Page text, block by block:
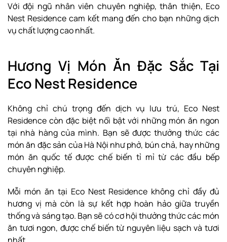
Với đội ngũ nhân viên chuyên nghiệp, thân thiện, Eco
Nest Residence cam kết mang đến cho bạn những dịch
vụ chất lượng cao nhất.
Hương Vị Món Ăn Đặc Sắc Tại
Eco Nest Residence
Không chỉ chú trọng đến dịch vụ lưu trú, Eco Nest
Residence còn đặc biệt nổi bật với những món ăn ngon
tại nhà hàng của mình. Bạn sẽ được thưởng thức các
món ăn đặc sản của Hà Nội như phở, bún chả, hay những
món ăn quốc tế được chế biến tỉ mỉ từ các đầu bếp
chuyên nghiệp.
Mỗi món ăn tại Eco Nest Residence không chỉ đầy đủ
hương vị mà còn là sự kết hợp hoàn hảo giữa truyền
thống và sáng tạo. Bạn sẽ có cơ hội thưởng thức các món
ăn tươi ngon, được chế biến từ nguyên liệu sạch và tươi